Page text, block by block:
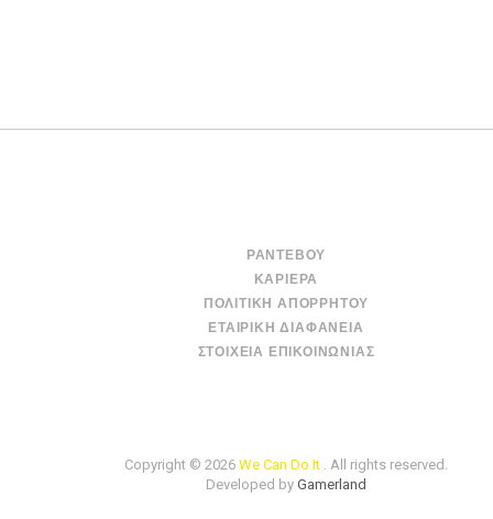
ΡΑΝΤΕΒΟΎ
ΚΑΡΙΈΡΑ
ΠΟΛΙΤΙΚΉ ΑΠΟΡΡΉΤΟΥ
ΕΤΑΙΡΙΚΉ ΔΙΑΦΆΝΕΙΑ
ΣΤΟΙΧΕΊΑ ΕΠΙΚΟΙΝΩΝΊΑΣ
Copyright © 2026 We Can Do It . All rights reserved.
Developed by Gamerland